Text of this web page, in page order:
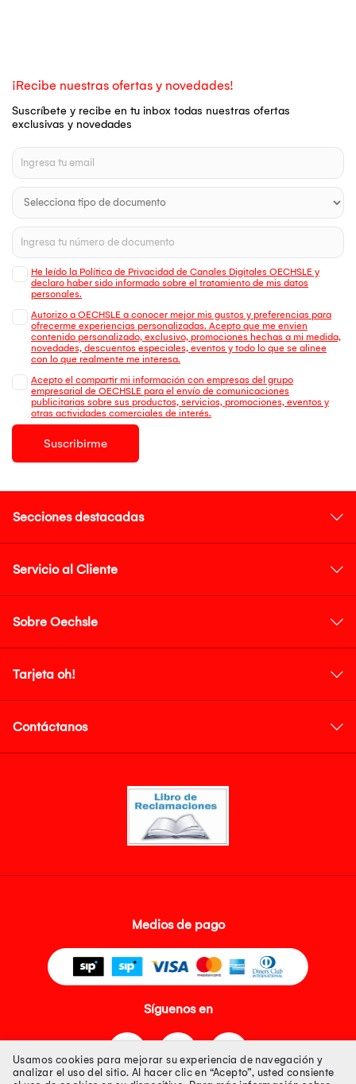
¡Recibe nuestras ofertas y novedades!
Suscríbete y recibe en tu inbox todas nuestras ofertas
exclusivas y novedades
He leído la Política de Privacidad de Canales Digitales OECHSLE y
declaro haber sido informado sobre el tratamiento de mis datos
personales.
Autorizo a OECHSLE a conocer mejor mis gustos y preferencias para
ofrecerme experiencias personalizadas. Acepto que me envien
contenido personalizado, exclusivo, promociones hechas a mi medida,
novedades, descuentos especiales, eventos y todo lo que se alinee
con lo que realmente me interesa.
Acepto el compartir mi información con empresas del grupo
empresarial de OECHSLE para el envío de comunicaciones
publicitarias sobre sus productos, servicios, promociones, eventos y
otras actividades comerciales de interés.
Suscribirme
Secciones destacadas
Servicio al Cliente
Sobre Oechsle
Tarjeta oh!
Contáctanos
Medios de pago
Síguenos en
Usamos cookies para mejorar su experiencia de navegación y
analizar el uso del sitio. Al hacer clic en “Acepto”, usted consiente